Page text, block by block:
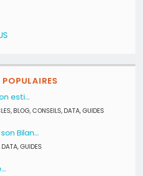
esti...
,BLOG,CONSEILS,DATA,GUIDES
Bilan...
DATA,GUIDES